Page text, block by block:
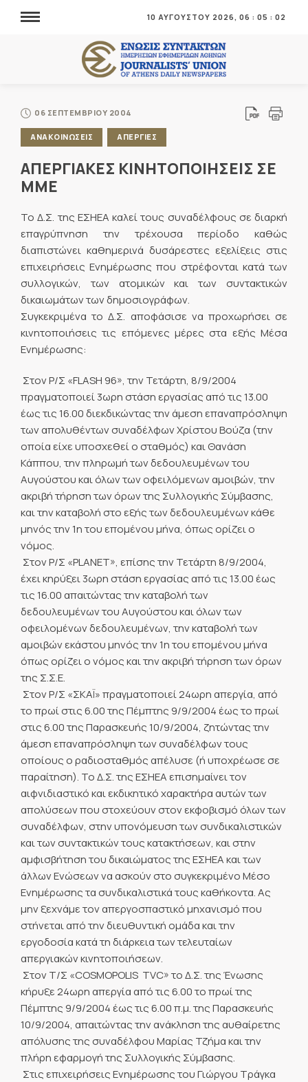
10 ΑΥΓΟΥΣΤΟΥ 2026, 06 : 05 : 02
06 ΣΕΠΤΕΜΒΡΙΟΥ 2004
ΑΝΑΚΟΙΝΩΣΕΙΣ ΑΠΕΡΓΙΕΣ
ΑΠΕΡΓΙΑΚΕΣ ΚΙΝΗΤΟΠΟΙΗΣΕΙΣ ΣΕ
ΜΜΕ
Το Δ.Σ. της ΕΣΗΕΑ καλεί τους συναδέλφους σε διαρκή
επαγρύπνηση την τρέχουσα περίοδο καθώς
διαπιστώνει καθημερινά δυσάρεστες εξελίξεις στις
επιχειρήσεις Ενημέρωσης που στρέφονται κατά των
συλλογικών, των ατομικών και των συντακτικών
δικαιωμάτων των δημοσιογράφων.
Συγκεκριμένα το Δ.Σ. αποφάσισε να προχωρήσει σε
κινητοποιήσεις τις επόμενες μέρες στα εξής Μέσα
Ενημέρωσης:
 Στον Ρ/Σ «FLASH 96», την Τετάρτη, 8/9/2004
πραγματοποιεί 3ωρη στάση εργασίας από τις 13.00
έως τις 16.00 διεκδικώντας την άμεση επαναπρόσληψη
των απολυθέντων συναδέλφων Χρίστου Βούζα (την
οποία είχε υποσχεθεί ο σταθμός) και Θανάση
Κάππου, την πληρωμή των δεδουλευμένων του
Αυγούστου και όλων των οφειλόμενων αμοιβών, την
ακριβή τήρηση των όρων της Συλλογικής Σύμβασης,
και την καταβολή στο εξής των δεδουλευμένων κάθε
μηνός την 1η του επομένου μήνα, όπως ορίζει ο
νόμος.
 Στον Ρ/Σ «PLANET», επίσης την Τετάρτη 8/9/2004,
έχει κηρύξει 3ωρη στάση εργασίας από τις 13.00 έως
τις 16.00 απαιτώντας την καταβολή των
δεδουλευμένων του Αυγούστου και όλων των
οφειλομένων δεδουλευμένων, την καταβολή των
αμοιβών εκάστου μηνός την 1η του επομένου μήνα
όπως ορίζει ο νόμος και την ακριβή τήρηση των όρων
της Σ.Σ.Ε.
 Στον Ρ/Σ «ΣΚΑΪ» πραγματοποιεί 24ωρη απεργία, από
το πρωί στις 6.00 της Πέμπτης 9/9/2004 έως το πρωί
στις 6.00 της Παρασκευής 10/9/2004, ζητώντας την
άμεση επαναπρόσληψη των συναδέλφων τους
οποίους ο ραδιοσταθμός απέλυσε (ή υποχρέωσε σε
παραίτηση). Το Δ.Σ. της ΕΣΗΕΑ επισημαίνει τον
αιφνιδιαστικό και εκδικητικό χαρακτήρα αυτών των
απολύσεων που στοχεύουν στον εκφοβισμό όλων των
συναδέλφων, στην υπονόμευση των συνδικαλιστικών
και των συντακτικών τους κατακτήσεων, και στην
αμφισβήτηση του δικαιώματος της ΕΣΗΕΑ και των
άλλων Ενώσεων να ασκούν στο συγκεκριμένο Μέσο
Ενημέρωσης τα συνδικαλιστικά τους καθήκοντα. Ας
μην ξεχνάμε τον απεργοσπαστικό μηχανισμό που
στήνεται από την διευθυντική ομάδα και την
εργοδοσία κατά τη διάρκεια των τελευταίων
απεργιακών κινητοποιήσεων.
 Στον Τ/Σ «COSMOPOLIS  TVC» το Δ.Σ. της Ένωσης
κήρυξε 24ωρη απεργία από τις 6.00 το πρωί της
Πέμπτης 9/9/2004 έως τις 6.00 π.μ. της Παρασκευής
10/9/2004, απαιτώντας την ανάκληση της αυθαίρετης
απόλυσης της συναδέλφου Μαρίας Τζήμα και την
πλήρη εφαρμογή της Συλλογικής Σύμβασης.
 Στις επιχειρήσεις Ενημέρωσης του Γιώργου Τράγκα